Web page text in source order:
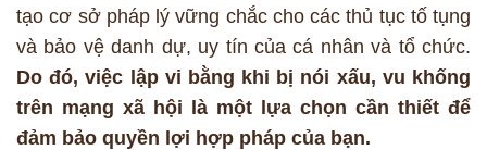
tạo cơ sở pháp lý vững chắc cho các thủ tục tố tụng
và bảo vệ danh dự, uy tín của cá nhân và tổ chức.
Do đó, việc lập vi bằng khi bị nói xấu, vu khống
trên mạng xã hội là một lựa chọn cần thiết để
đảm bảo quyền lợi hợp pháp của bạn.